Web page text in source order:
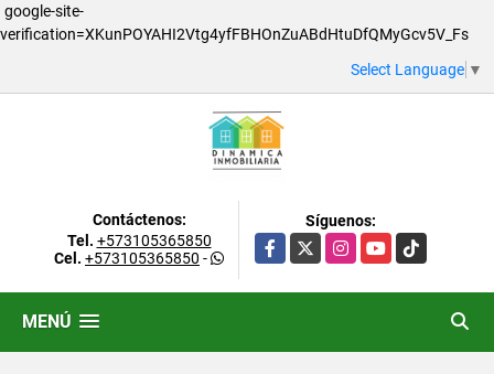
google-site-
verification=XKunPOYAHI2Vtg4yfFBHOnZuABdHtuDfQMyGcv5V_Fs
Select Language ▼
Contáctenos:
Tel. +573105365850
Cel. +573105365850 -
Síguenos:
Facebook
X InstagramYouTubeTikTok
MENÚ